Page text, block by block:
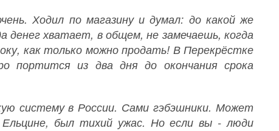
Ходил по магазину и думал: до какой же
денег хватает, в общем, не замечаешь, когда
как только можно продать! В Перекрёстке
портится из два дня до окончания срока
систему в России. Сами гэбэшники. Может
был тихий ужас. Но если вы - люди